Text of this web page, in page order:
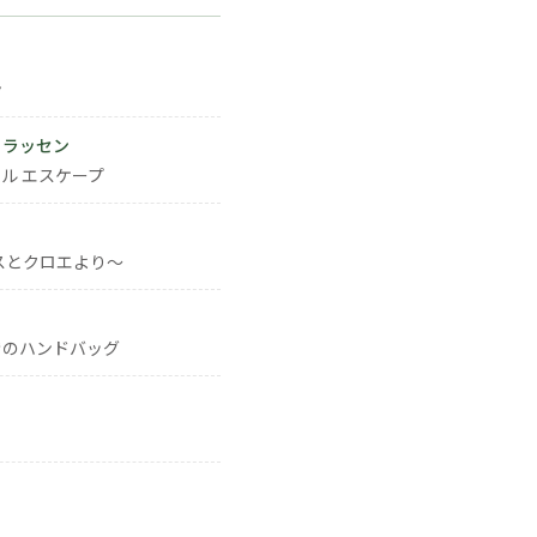
ッセン
エスケープ
クロエより～
ハンドバッグ